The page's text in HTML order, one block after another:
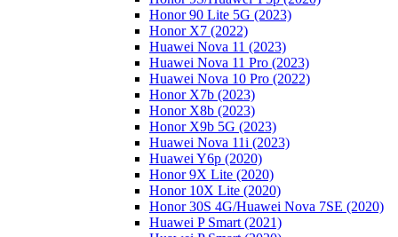
Honor 90 Lite 5G (2023)
Honor X7 (2022)
Huawei Nova 11 (2023)
Huawei Nova 11 Pro (2023)
Huawei Nova 10 Pro (2022)
Honor X7b (2023)
Honor X8b (2023)
Honor X9b 5G (2023)
Huawei Nova 11i (2023)
Huawei Y6p (2020)
Honor 9X Lite (2020)
Honor 10X Lite (2020)
Honor 30S 4G/Huawei Nova 7SE (2020)
Huawei P Smart (2021)